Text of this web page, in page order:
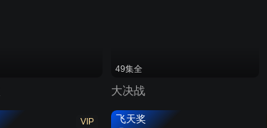
49集全
大决战
VIP 飞天奖